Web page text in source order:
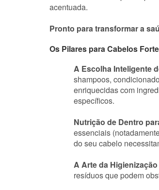
acentuada.
Pronto para transformar a
Os Pilares para Cabelos
A Escolha Inteligente
shampoos,
enriquecidas com
específicos.
Nutrição de Dentro
essenciais
do seu cabelo
A Arte da
resíduos que podem